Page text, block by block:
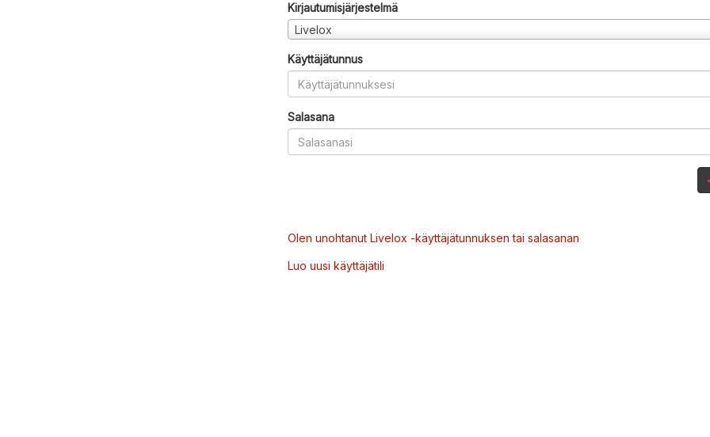
Kirjautumisjärjestelmä
Livelox
Käyttäjätunnus
Salasana
Olen unohtanut Livelox -käyttäjätunnuksen tai salasanan
Luo uusi käyttäjätili